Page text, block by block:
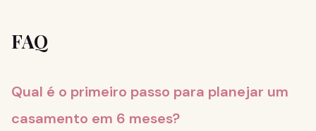
FAQ
Qual é o primeiro passo para planejar um
casamento em 6 meses?